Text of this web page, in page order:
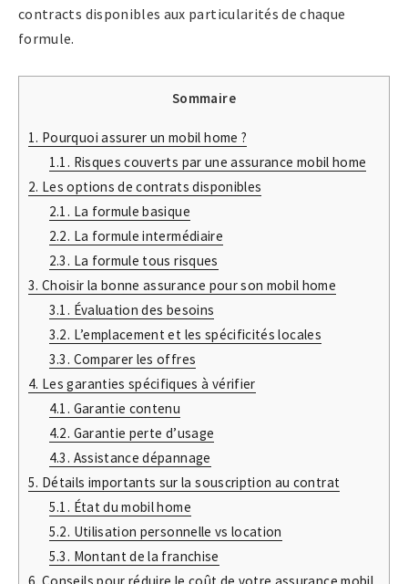
contracts disponibles aux particularités de chaque
formule.
Sommaire
1. Pourquoi assurer un mobil home ?
1.1. Risques couverts par une assurance mobil home
2. Les options de contrats disponibles
2.1. La formule basique
2.2. La formule intermédiaire
2.3. La formule tous risques
3. Choisir la bonne assurance pour son mobil home
3.1. Évaluation des besoins
3.2. L’emplacement et les spécificités locales
3.3. Comparer les offres
4. Les garanties spécifiques à vérifier
4.1. Garantie contenu
4.2. Garantie perte d’usage
4.3. Assistance dépannage
5. Détails importants sur la souscription au contrat
5.1. État du mobil home
5.2. Utilisation personnelle vs location
5.3. Montant de la franchise
6. Conseils pour réduire le coût de votre assurance mobil